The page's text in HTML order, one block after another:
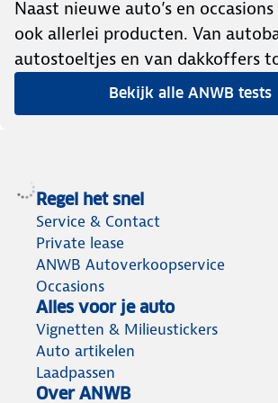
Naast nieuwe auto’s en
ook allerlei producten. Van
autostoeltjes en van dakkoffers
Bekijk alle ANWB tests
Regel het snel
Service & Contact
Private lease
ANWB Autoverkoopservice
Occasions
Alles voor je auto
Vignetten & Milieustickers
Auto artikelen
Laadpassen
Over ANWB